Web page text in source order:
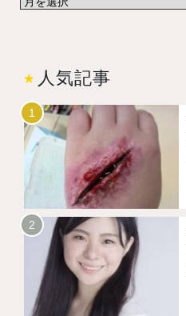
人気記事